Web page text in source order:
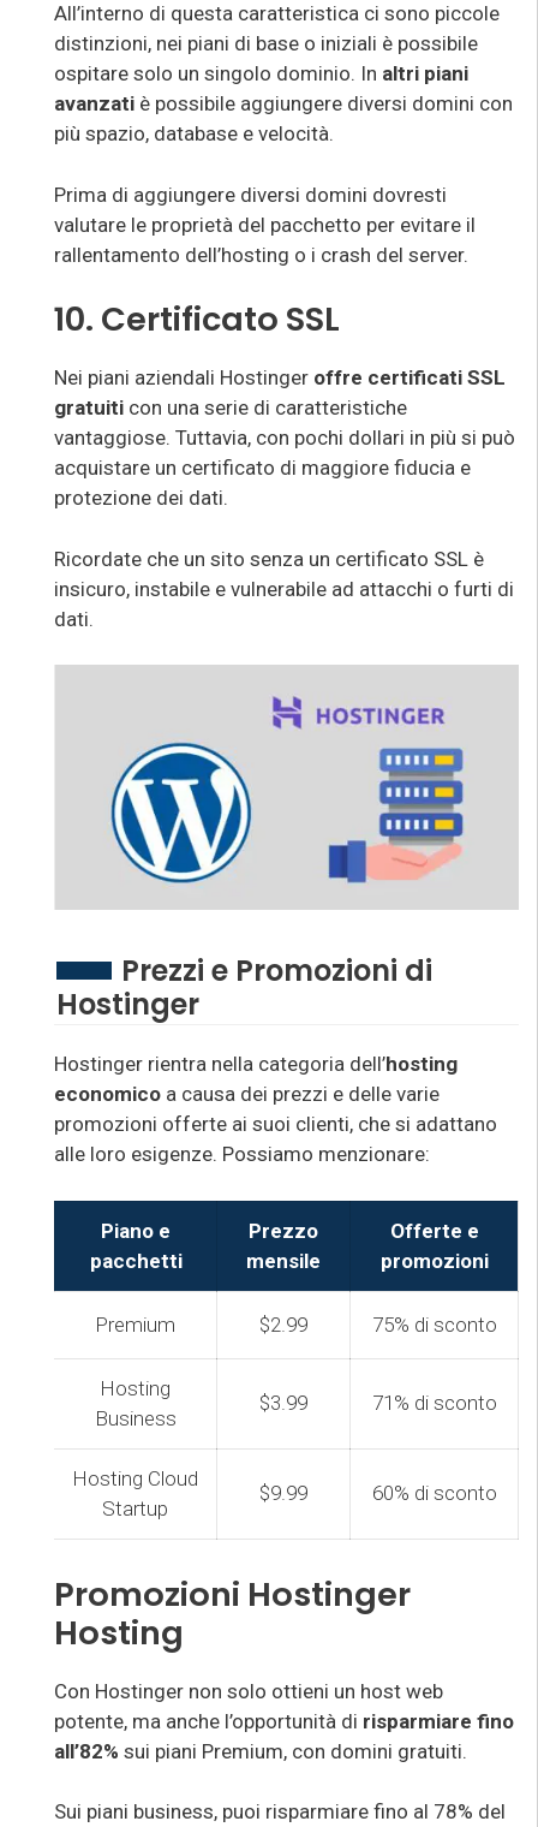
All’interno di questa caratteristica ci sono piccole
distinzioni, nei piani di base o iniziali è possibile
ospitare solo un singolo dominio. In altri piani
avanzati è possibile aggiungere diversi domini con
più spazio, database e velocità.
Prima di aggiungere diversi domini dovresti
valutare le proprietà del pacchetto per evitare il
rallentamento dell’hosting o i crash del server.
10. Certificato SSL
Nei piani aziendali Hostinger offre certificati SSL
gratuiti con una serie di caratteristiche
vantaggiose. Tuttavia, con pochi dollari in più si può
acquistare un certificato di maggiore fiducia e
protezione dei dati.
Ricordate che un sito senza un certificato SSL è
insicuro, instabile e vulnerabile ad attacchi o furti di
dati.
Prezzi e Promozioni di
Hostinger
Hostinger rientra nella categoria dell’hosting
economico a causa dei prezzi e delle varie
promozioni offerte ai suoi clienti, che si adattano
alle loro esigenze. Possiamo menzionare:
Piano e
pacchetti
Prezzo
mensile
Offerte e
promozioni
Premium $2.99 75% di sconto
Hosting
Business
$3.99 71% di sconto
Hosting Cloud
Startup
$9.99 60% di sconto
Promozioni Hostinger
Hosting
Con Hostinger non solo ottieni un host web
potente, ma anche l’opportunità di risparmiare fino
all’82% sui piani Premium, con domini gratuiti.
Sui piani business, puoi risparmiare fino al 78% del